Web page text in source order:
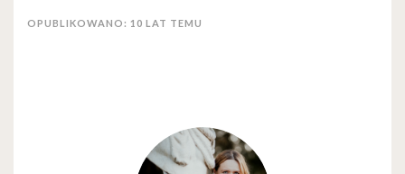
OPUBLIKOWANO: 10 LAT TEMU